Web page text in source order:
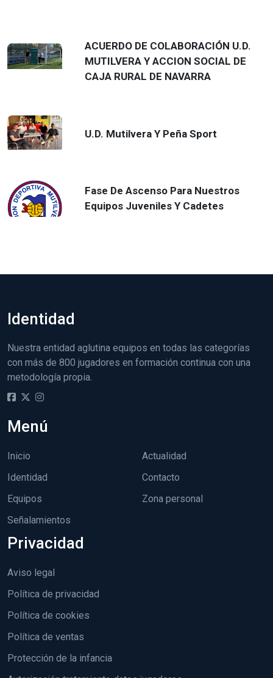
ACUERDO DE COLABORACIÓN U.D.
MUTILVERA Y ACCION SOCIAL DE
CAJA RURAL DE NAVARRA
U.D. Mutilvera Y Peña Sport
Fase De Ascenso Para Nuestros
Equipos Juveniles Y Cadetes
Identidad
Nuestra entidad aglutina equipos en todas las categorías
con más de 800 jugadores en formación continua con una
metodología propia.
Menú
Inicio
Identidad
Equipos
Señalamientos
Actualidad
Contacto
Zona personal
Privacidad
Aviso legal
Política de privacidad
Política de cookies
Política de ventas
Protección de la infancia